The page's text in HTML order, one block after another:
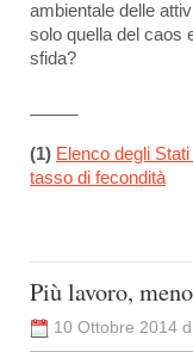
ambientale delle
solo quella del caos
sfida?
(1) Elenco degli
tasso di fecondità
Più lavoro,
10 Ottobre 2014 di